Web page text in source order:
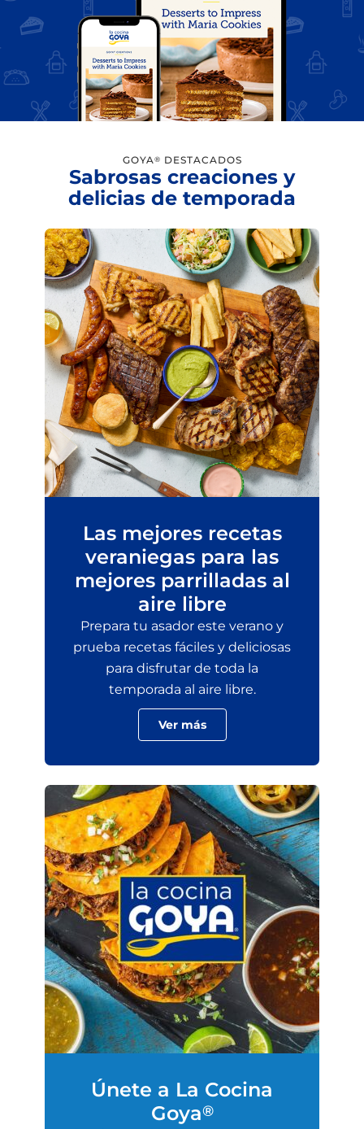
GOYA® DESTACADOS
Sabrosas creaciones y
delicias de temporada
Las mejores recetas
veraniegas para las
mejores parrilladas al
aire libre
Prepara tu asador este verano y
prueba recetas fáciles y deliciosas
para disfrutar de toda la
temporada al aire libre.
Ver más
Únete a La Cocina
Goya®